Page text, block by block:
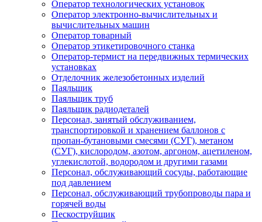
Оператор технологических установок
Оператор электронно-вычислительных и
вычислительных машин
Оператор товарный
Оператор этикетировочного станка
Оператор-термист на передвижных термических
установках
Отделочник железобетонных изделий
Паяльщик
Паяльщик труб
Паяльщик радиодеталей
Персонал, занятый обслуживанием,
транспортировкой и хранением баллонов с
пропан-бутановыми смесями (СУГ), метаном
(СУГ), кислородом, азотом, аргоном, ацетиленом,
углекислотой, водородом и другими газами
Персонал, обслуживающий сосуды, работающие
под давлением
Персонал, обслуживающий трубопроводы пара и
горячей воды
Пескоструйщик